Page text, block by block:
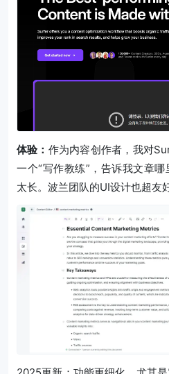
体验： 作为内容创作者，我对
一个“写作教练”，告诉我文章
太长。波兰团队的UI设计也超友